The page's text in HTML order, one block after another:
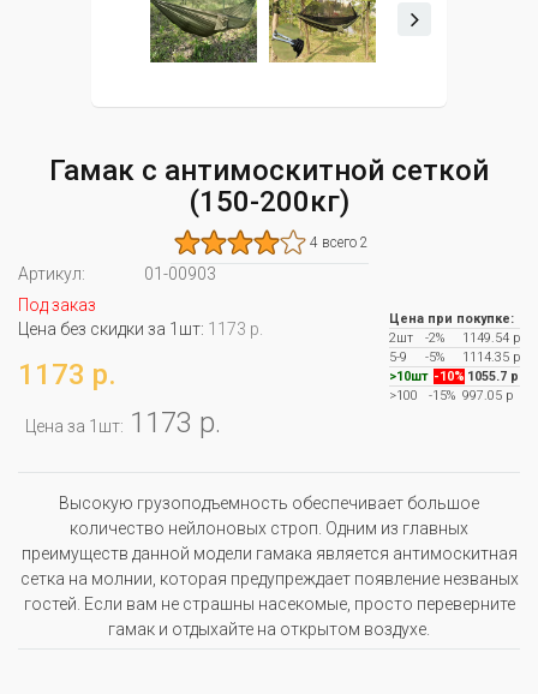
Гамак с антимоскитной сеткой
(150-200кг)
4 всего 2
Артикул:
01-00903
Под заказ
Цена без скидки за 1шт: 1173 р.
1173 р.
Цена за 1шт: 1173 р.
Цена при покупке:
2шт
-2%
1149.54 р
5-9
-5%
1114.35 р
>10шт -10% 1055.7 р
>100
-15% 997.05 р
Высокую грузоподъемность обеспечивает большое
количество нейлоновых строп. Одним из главных
преимуществ данной модели гамака является антимоскитная
сетка на молнии, которая предупреждает появление незваных
гостей. Если вам не страшны насекомые, просто переверните
гамак и отдыхайте на открытом воздухе.